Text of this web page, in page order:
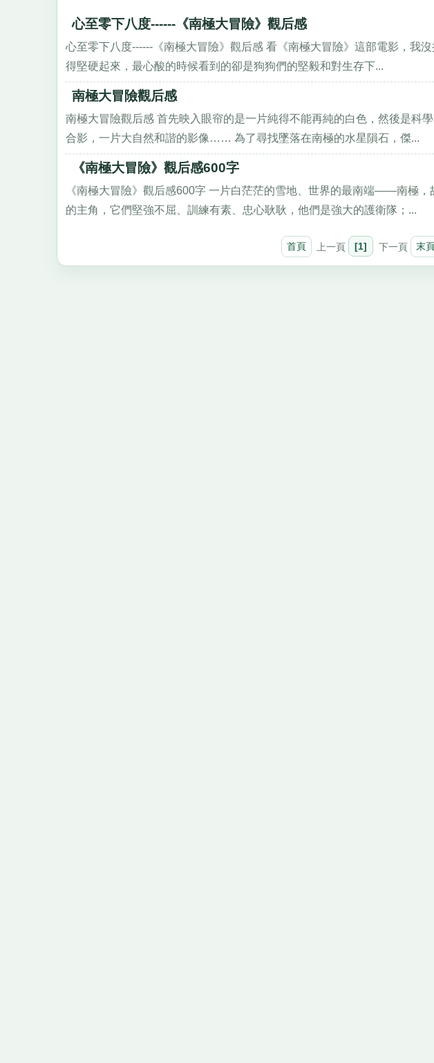
心至零下八度------《南極大冒險》觀后感
心至零下八度------《南極大冒險》觀后感 看《南極大冒險》這部電影，我
得堅硬起來，最心酸的時候看到的卻是狗狗們的堅毅和對生存下...
南極大冒險觀后感
南極大冒險觀后感 首先映入眼帘的是一片純得不能再純的白色，然後是科
合影，一片大自然和諧的影像…… 為了尋找墜落在南極的水星隕石，傑...
《南極大冒險》觀后感600字
《南極大冒險》觀后感600字 一片白茫茫的雪地、世界的最南端——南極
的主角，它們堅強不屈、訓練有素、忠心耿耿，他們是強大的護衛隊；...
首頁 上一頁 [1] 下一頁 末